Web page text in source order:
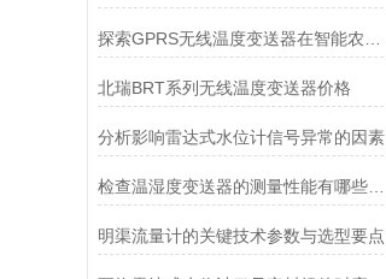
北瑞BRT系列无线温度变送器价格
分析影响雷达式水位计信号异常的因素
检查温湿度变送器的测量性能有哪些方法
明渠流量计的关键技术参数与选型要点